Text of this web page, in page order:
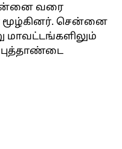
வரை
சென்னை
மாவட்டங்களிலும்